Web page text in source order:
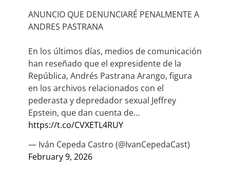
ANUNCIO QUE DENUNCIARÉ PENALMENTE A
ANDRES PASTRANA
En los últimos días, medios de comunicación
han reseñado que el expresidente de la
República, Andrés Pastrana Arango, figura
en los archivos relacionados con el
pederasta y depredador sexual Jeffrey
Epstein, que dan cuenta de…
https://t.co/CVXETL4RUY
— Iván Cepeda Castro (@IvanCepedaCast)
February 9, 2026